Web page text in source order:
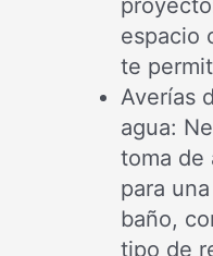
espacio
te
Averías
agua:
toma de
para
baño,
tipo de